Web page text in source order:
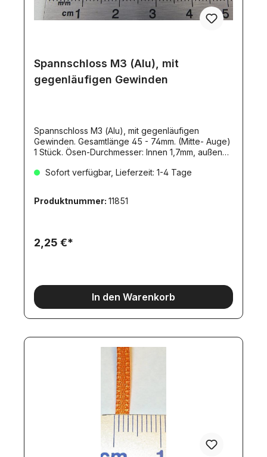
Spannschloss M3 (Alu), mit
gegenläufigen Gewinden
Spannschloss M3 (Alu), mit gegenläufigen
Gewinden. Gesamtlänge 45 - 74mm. (Mitte- Auge)
1 Stück. Ösen-Durchmesser: Innen 1,7mm, außen
Sofort verfügbar, Lieferzeit: 1-4 Tage
Produktnummer: 11851
2,25 €*
In den Warenkorb